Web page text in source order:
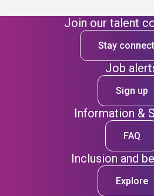
Join our talent
Stay
Job
Sign up
Information &
FAQ
Inclusion and
Explore